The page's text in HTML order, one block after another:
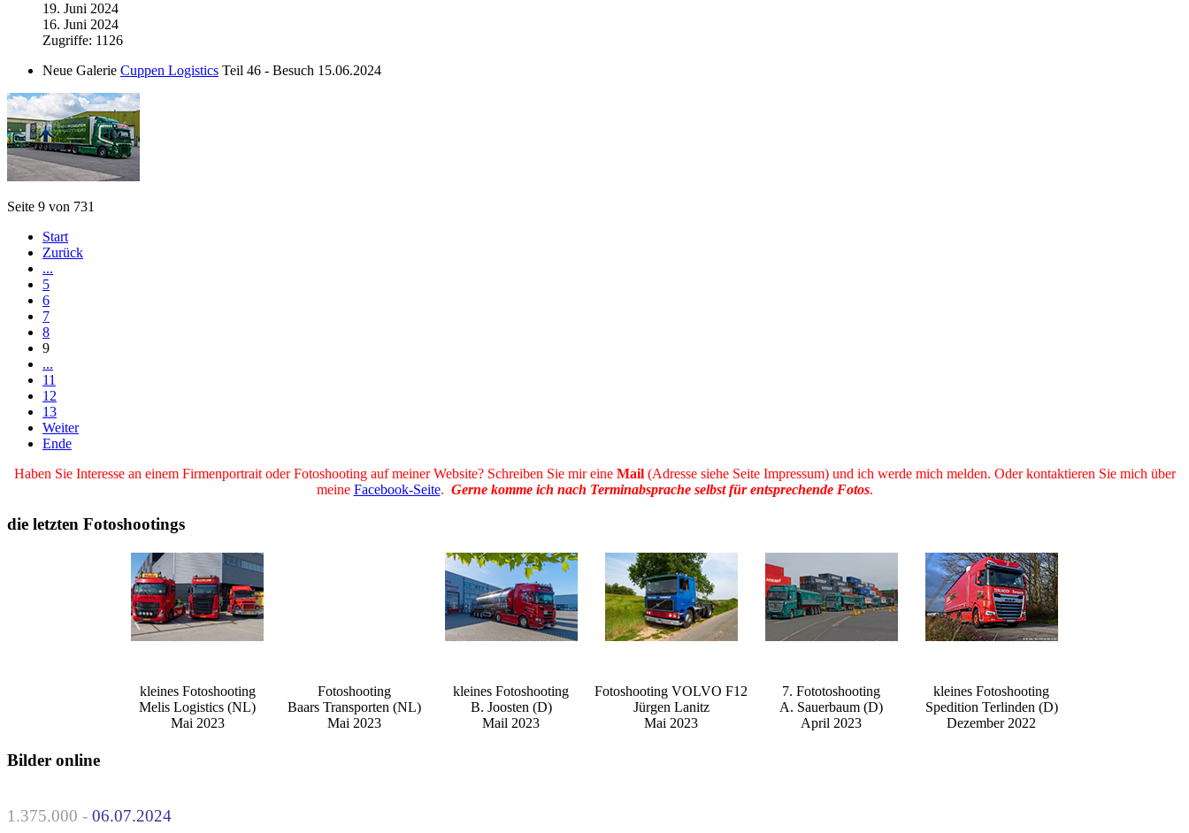
19. Juni 2024
16. Juni 2024
Zugriffe: 1126
Neue Galerie Cuppen Logistics Teil 46 - Besuch 15.06.2024
Seite 9 von 731
Start
Zurück
...
5
6
7
8
9
...
11
12
13
Weiter
Ende
Haben Sie Interesse an einem Firmenportrait oder Fotoshooting auf meiner Website? Schreiben Sie mir eine Mail(Adresse siehe Seite Impressum) und ich werde mich melden. Oder kontaktieren Sie mich über
meine Facebook-Seite. Gerne komme ich nach Terminabsprache selbst für entsprechende Fotos.
die letzten Fotoshootings
kleines Fotoshooting
Melis Logistics (NL)
Mai 2023
Fotoshooting
Baars Transporten (NL)
Mai 2023
kleines Fotoshooting
B. Joosten (D)
Mail 2023
Fotoshooting VOLVO F12
Jürgen Lanitz
Mai 2023
7. Fototoshooting
A. Sauerbaum (D)
April 2023
kleines Fotoshooting
Spedition Terlinden (D)
Dezember 2022
Bilder online
1.375.000 - 06.07.2024